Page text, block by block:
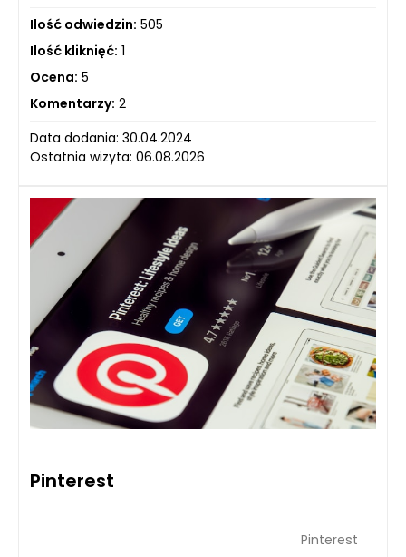
Ilość odwiedzin: 505
Ilość kliknięć: 1
Ocena: 5
Komentarzy: 2
Data dodania: 30.04.2024
Ostatnia wizyta: 06.08.2026
Pinterest
Pinterest